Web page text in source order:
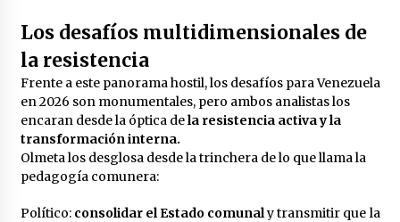
Los desafíos multidimensionales de
la resistencia
Frente a este panorama hostil, los desafíos para Venezuela
en 2026 son monumentales, pero ambos analistas los
encaran desde la óptica dela resistencia activa y la
transformación interna.
Olmeta los desglosa desde la trinchera de lo que llama la
pedagogía comunera:
Político: consolidar el Estado comunaly transmitir que la